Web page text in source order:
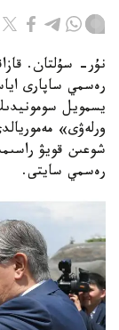
نۇر- سۇلتان.
رەسمي ساپارى
يسمويل
ورلەۋى»
شوعىن قويۋ
رەسمي سايتى.